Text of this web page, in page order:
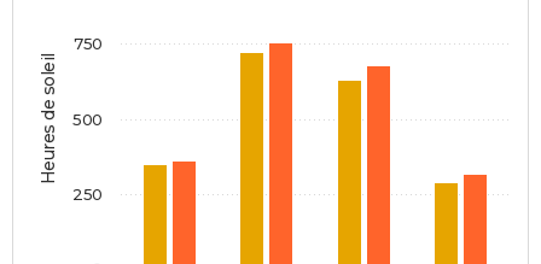
Heures de soleil
250
500
750